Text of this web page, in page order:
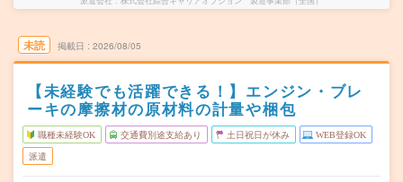
未読 掲載日 2026/08/05
【未経験でも活躍できる！】エンジン・ブレ
ーキの摩擦材の原材料の計量や梱包
職種未経験OK 交通費別途支給あり 土日祝日が休み WEB登録OK
派遣